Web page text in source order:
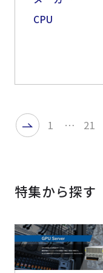
CPU
1 … 21
特集から探す